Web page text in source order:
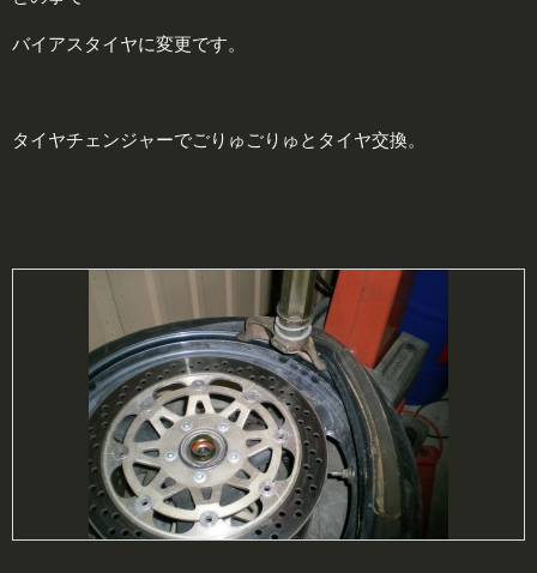
バイアスタイヤに変更です。
タイヤチェンジャーでごりゅごりゅとタイヤ交換。